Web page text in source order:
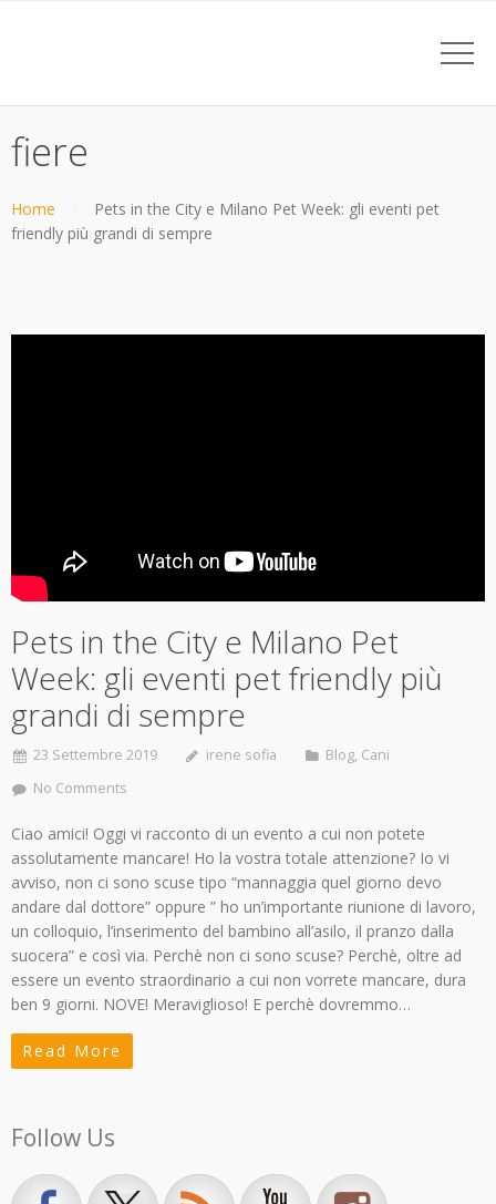
fiere
Home
Pets in the City e Milano Pet Week: gli eventi pet
friendly più grandi di sempre
Pets in the City e Milano Pet
Week: gli eventi pet friendly più
grandi di sempre
23 Settembre 2019 irene sofia Blog, Cani
No Comments
Ciao amici! Oggi vi racconto di un evento a cui non potete
assolutamente mancare! Ho la vostra totale attenzione? Io vi
avviso, non ci sono scuse tipo “mannaggia quel giorno devo
andare dal dottore” oppure ” ho un’importante riunione di lavoro,
un colloquio, l’inserimento del bambino all’asilo, il pranzo dalla
suocera” e così via. Perchè non ci sono scuse? Perchè, oltre ad
essere un evento straordinario a cui non vorrete mancare, dura
ben 9 giorni. NOVE! Meraviglioso! E perchè dovremmo…
Read More
Follow Us